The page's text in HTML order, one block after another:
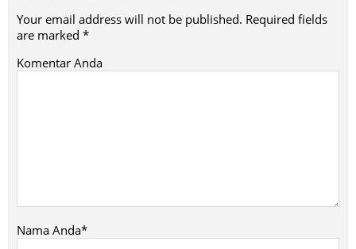
Your email address will not be published. Required fields
are marked *
Komentar Anda
Nama Anda*